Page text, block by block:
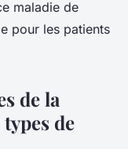
maladie de
pour les patients
de la
de